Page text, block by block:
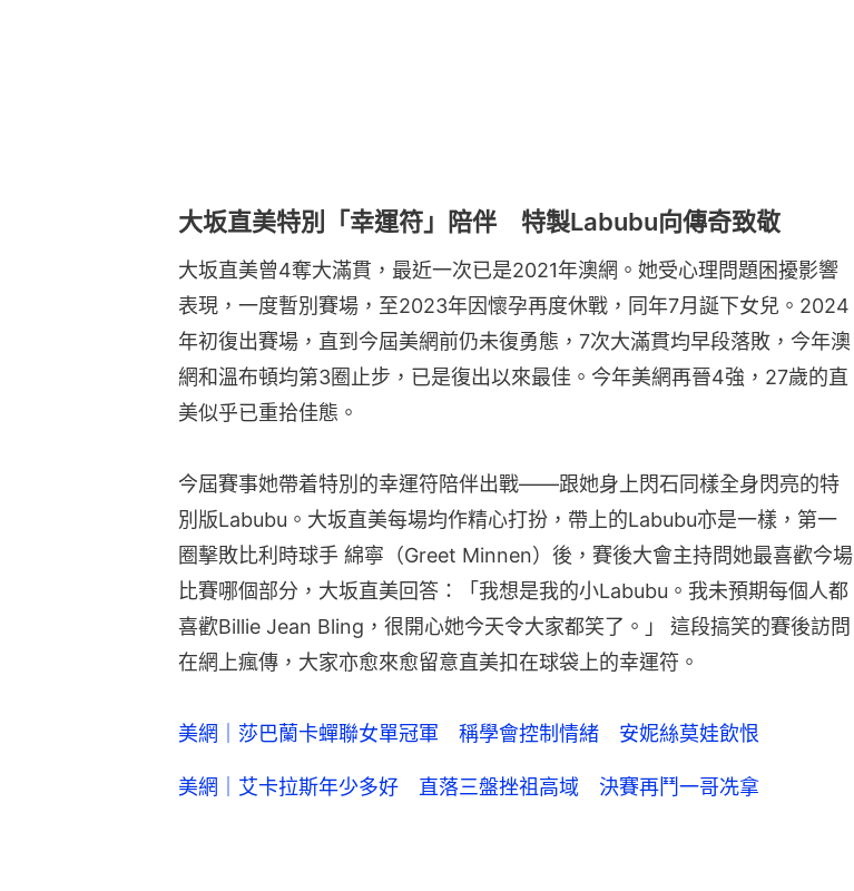
大坂直美特別「幸運符」陪伴 特製Labubu向傳奇致敬
大坂直美曾4奪大滿貫，最近一次已是2021年澳網。她受心理問題困擾影響
表現，一度暫別賽場，至2023年因懷孕再度休戰，同年7月誕下女兒。2024
年初復出賽場，直到今屆美網前仍未復勇態，7次大滿貫均早段落敗，今年澳
網和溫布頓均第3圈止步，已是復出以來最佳。今年美網再晉4強，27歲的直
美似乎已重拾佳態。
今屆賽事她帶着特別的幸運符陪伴出戰——跟她身上閃石同樣全身閃亮的特
別版Labubu。大坂直美每場均作精心打扮，帶上的Labubu亦是一樣，第一
圈擊敗比利時球手 綿寧（Greet Minnen）後，賽後大會主持問她最喜歡今場
比賽哪個部分，大坂直美回答：「我想是我的小Labubu。我未預期每個人都
喜歡Billie Jean Bling，很開心她今天令大家都笑了。」 這段搞笑的賽後訪問
在網上瘋傳，大家亦愈來愈留意直美扣在球袋上的幸運符。
美網｜莎巴蘭卡蟬聯女單冠軍 稱學會控制情緒 安妮絲莫娃飲恨
美網｜艾卡拉斯年少多好 直落三盤挫祖高域 決賽再鬥一哥冼拿